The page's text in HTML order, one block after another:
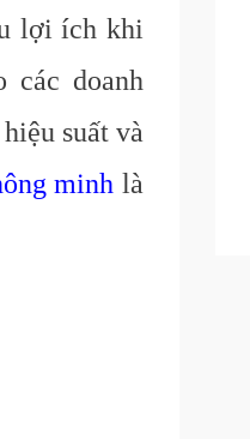
lợi ích khi
các doanh
suất và
minh là